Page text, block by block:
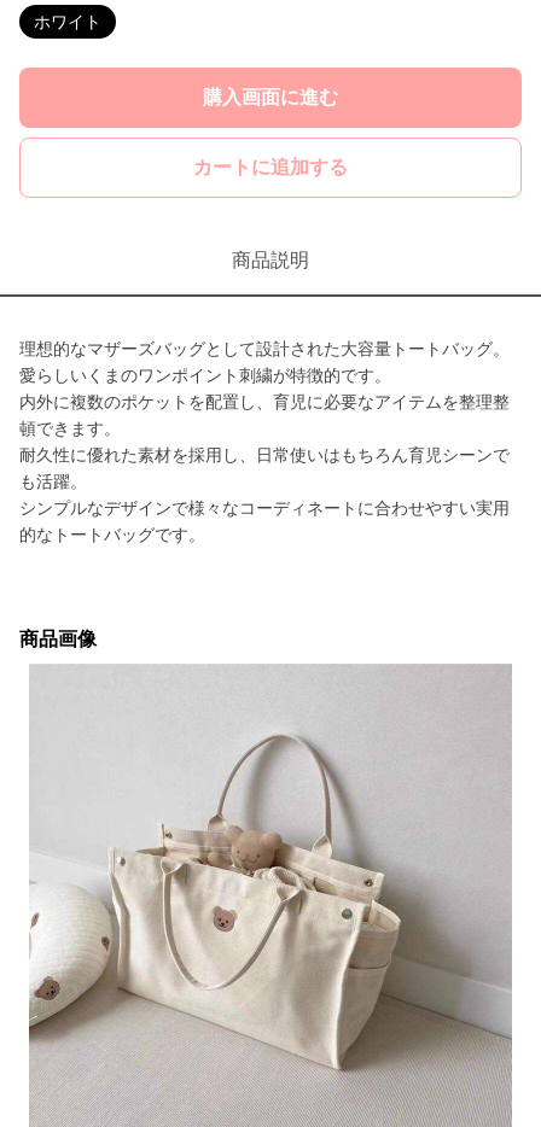
ホワイト
購入画面に進む
カートに追加する
商品説明
理想的なマザーズバッグとして設計された大容量トートバッグ。
愛らしいくまのワンポイント刺繍が特徴的です。
内外に複数のポケットを配置し、育児に必要なアイテムを整理整
頓できます。
耐久性に優れた素材を採用し、日常使いはもちろん育児シーンで
も活躍。
シンプルなデザインで様々なコーディネートに合わせやすい実用
的なトートバッグです。
商品画像